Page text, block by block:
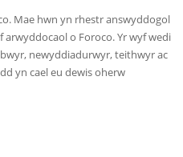
Mae hwn yn rhestr answyddogol
o Foroco. Yr wyf wedi
newyddiadurwyr, teithwyr ac
yn cael eu dewis oherw